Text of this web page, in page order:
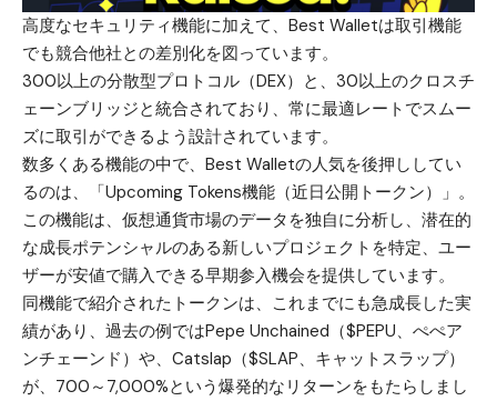
高度なセキュリティ機能に加えて、Best Walletは取引機能
でも競合他社との差別化を図っています。
300以上の分散型プロトコル（DEX）と、30以上のクロスチ
ェーンブリッジと統合されており、常に最適レートでスムー
ズに取引ができるよう設計されています。
数多くある機能の中で、Best Walletの人気を後押ししてい
るのは、「Upcoming Tokens機能 （近日公開トークン）」。
この機能は、仮想通貨市場のデータを独自に分析し、潜在的
な成長ポテンシャルのある新しいプロジェクトを特定、ユー
ザーが安値で購入できる早期参入機会を提供しています。
同機能で紹介されたトークンは、これまでにも急成長した実
績があり、過去の例ではPepe Unchained（$PEPU、ぺぺア
ンチェーンド）や、Catslap（$SLAP、キャットスラップ）
が、700～7,000%という爆発的なリターンをもたらしまし